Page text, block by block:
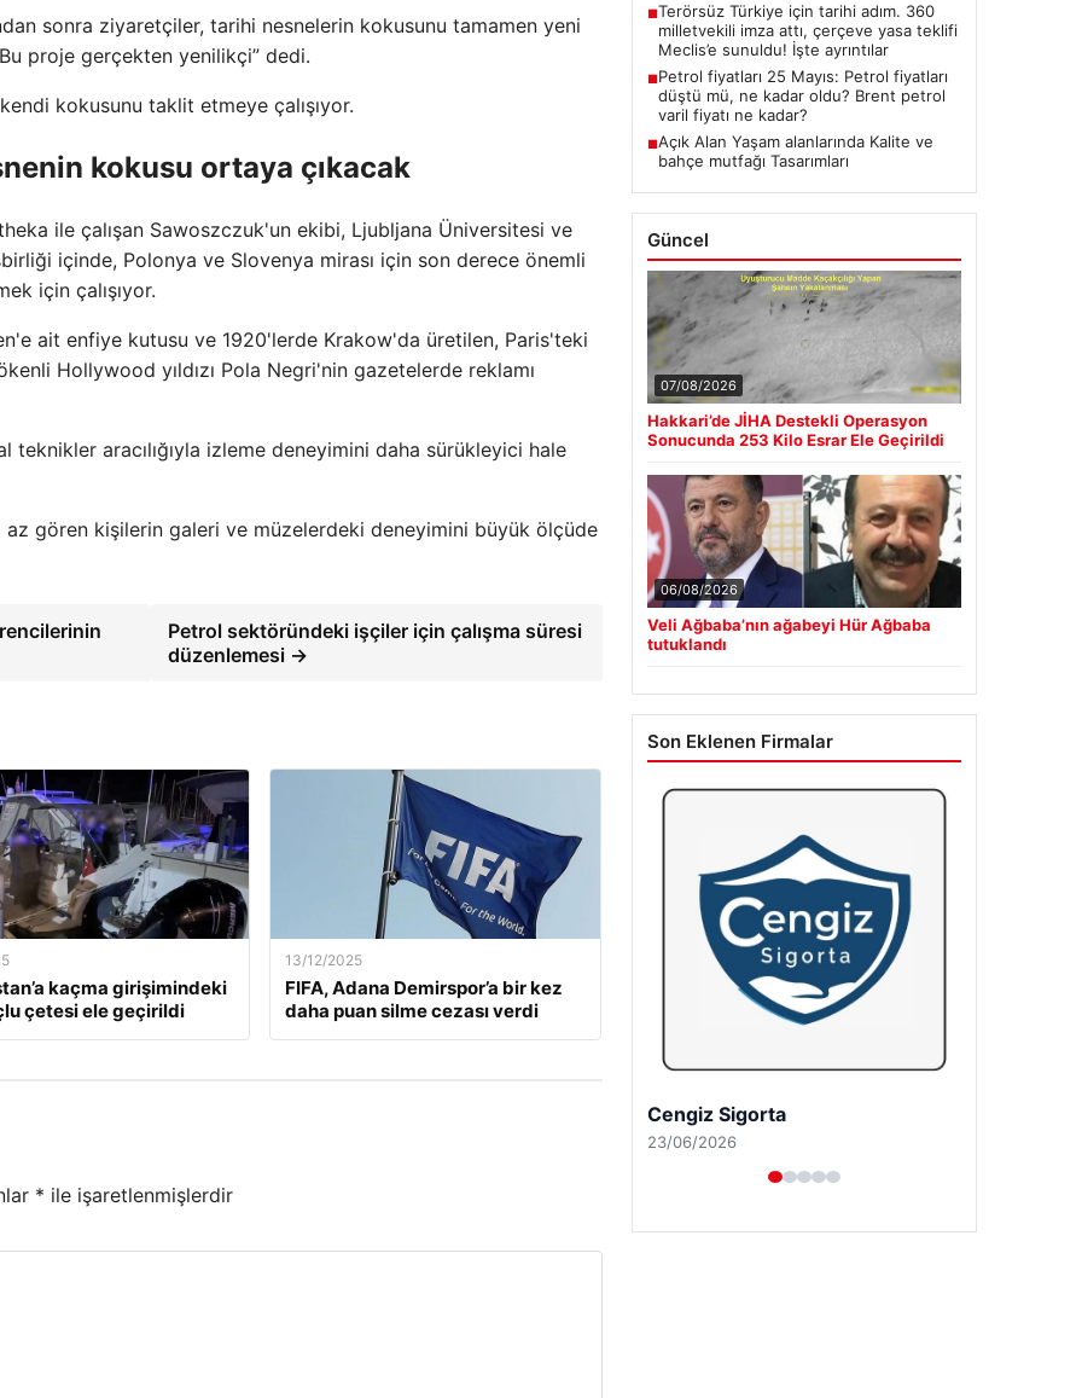
sonra ziyaretçiler, tarihi nesnelerin kokusunu tamamen yeni
proje gerçekten yenilikçi” dedi.
kokusunu taklit etmeye çalışıyor.
kokusu ortaya çıkacak
ile çalışan Sawoszczuk'un ekibi, Ljubljana Üniversitesi ve
içinde, Polonya ve Slovenya mirası için son derece önemli
için çalışıyor.
ait enfiye kutusu ve 1920'lerde Krakow'da üretilen, Paris'teki
Hollywood yıldızı Pola Negri'nin gazetelerde reklamı
teknikler aracılığıyla izleme deneyimini daha sürükleyici hale
gören kişilerin galeri ve müzelerdeki deneyimini büyük ölçüde
Petrol sektöründeki işçiler için çalışma süresi
düzenlemesi →
kaçma girişimindeki
çetesi ele geçirildi
13/12/2025
FIFA, Adana Demirspor’a bir kez
daha puan silme cezası verdi
* ile işaretlenmişlerdir
■Terörsüz Türkiye için tarihi adım. 360
milletvekili imza attı, çerçeve yasa teklifi
Meclis’e sunuldu! İşte ayrıntılar
■Petrol fiyatları 25 Mayıs: Petrol fiyatları
düştü mü, ne kadar oldu? Brent petrol
varil fiyatı ne kadar?
■Açık Alan Yaşam alanlarında Kalite ve
bahçe mutfağı Tasarımları
Güncel
07/08/2026
Hakkari’de JİHA Destekli Operasyon
Sonucunda 253 Kilo Esrar Ele Geçirildi
06/08/2026
Veli Ağbaba’nın ağabeyi Hür Ağbaba
tutuklandı
Son Eklenen Firmalar
Cengiz Sigorta
23/06/2026